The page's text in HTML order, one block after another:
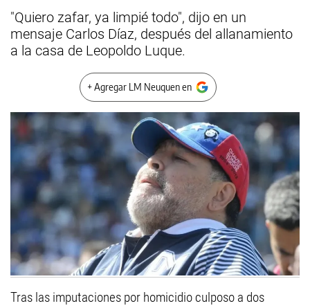
"Quiero zafar, ya limpié todo", dijo en un
mensaje Carlos Díaz, después del allanamiento
a la casa de Leopoldo Luque.
+ Agregar LM Neuquen en
Tras las imputaciones por homicidio culposo a dos